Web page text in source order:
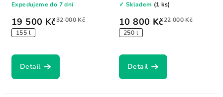
19 500 Kč32 000 Kč
155 l
Expedujeme do 7 dní
Detail
10 800 Kč22 000 Kč
250 l
✓ Skladem (1 ks)
Detail